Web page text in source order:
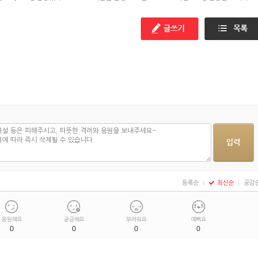
등록순 최신순 공감
응원해요
0
궁금해요
0
부러워요
0
예뻐요
0